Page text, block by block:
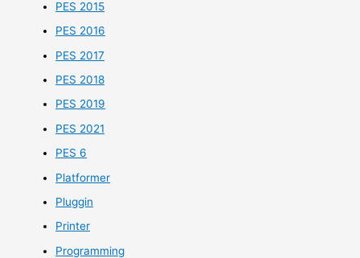
PES 2015
PES 2016
PES 2017
PES 2018
PES 2019
PES 2021
PES 6
Platformer
Pluggin
Printer
Programming